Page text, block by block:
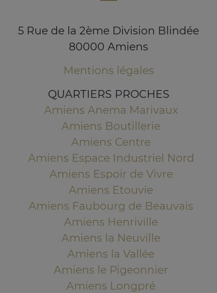
5 Rue de la 2ème Division Blindée
80000 Amiens
Mentions légales
QUARTIERS PROCHES
Amiens Anema Marivaux
Amiens Boutillerie
Amiens Centre
Amiens Espace Industriel Nord
Amiens Espoir de Vivre
Amiens Etouvie
Amiens Faubourg de Beauvais
Amiens Henriville
Amiens la Neuville
Amiens la Vallée
Amiens le Pigeonnier
Amiens Longpré